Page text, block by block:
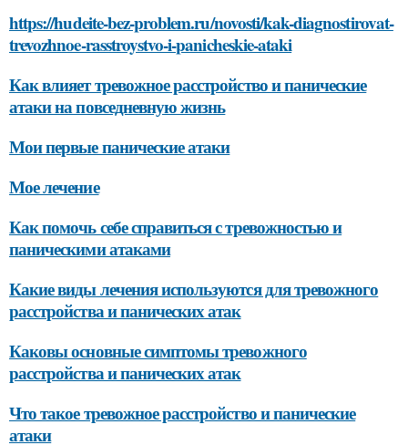
https://hudeite-bez-problem.ru/novosti/kak-diagnostirovat-
trevozhnoe-rasstroystvo-i-panicheskie-ataki
Как влияет тревожное расстройство и панические
атаки на повседневную жизнь
Мои первые панические атаки
Мое лечение
Как помочь себе справиться с тревожностью и
паническими атаками
Какие виды лечения используются для тревожного
расстройства и панических атак
Каковы основные симптомы тревожного
расстройства и панических атак
Что такое тревожное расстройство и панические
атаки